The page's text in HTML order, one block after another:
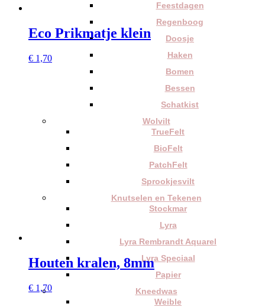
Feestdagen
Regenboog
Doosje
Haken
Bomen
Bessen
Schatkist
Wolvilt
TrueFelt
BioFelt
PatchFelt
Sprookjesvilt
Knutselen en Tekenen
Stockmar
Lyra
Lyra Rembrandt Aquarel
Lyra Speciaal
Papier
Kneedwas
Weible
Eco Prikmatje klein
€ 1,70
Houten kralen, 8mm
€ 1,70